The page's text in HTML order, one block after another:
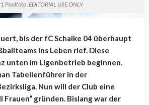
Poolfoto ,EDITORIAL USE ONLY
bis der fC Schalke 04 überhaupt
ins Leben rief. Diese
unten im Ligenbetrieb beginnen.
Tabellenführer in der
Nun will der Club eine
Frauen“ gründen. Bislang war der